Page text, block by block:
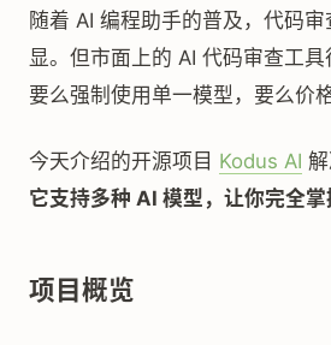
随着 AI 编程助手的普及，代码
显。但市面上的 AI 代码审查工具
要么强制使用单一模型，要么价
今天介绍的开源项目 Kodus AI
它支持多种 AI 模型，让你完全
项目概览